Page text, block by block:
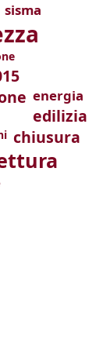
sisma
energia
edilizia
chiusura